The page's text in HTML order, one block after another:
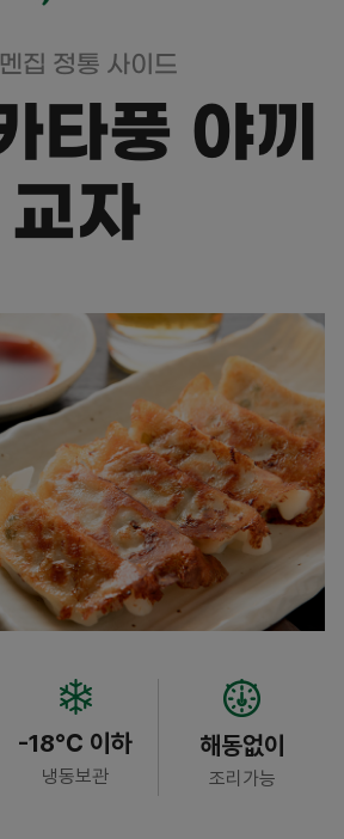
집 정통 사이드
타풍 야끼
교자
-18℃ 이하
냉동보관
해동없이
조리가능